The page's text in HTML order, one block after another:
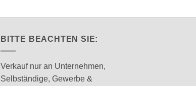
BITTE BEACHTEN SIE:
Verkauf nur an Unternehmen,
Selbständige, Gewerbe &